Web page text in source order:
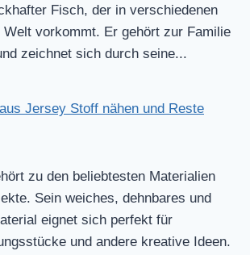
Fisch, der in verschiedenen
Welt vorkommt. Er gehört zur Familie
zeichnet sich durch seine...
Jersey Stoff nähen und Reste
zu den beliebtesten Materialien
Sein weiches, dehnbares und
eignet sich perfekt für
und andere kreative Ideen.